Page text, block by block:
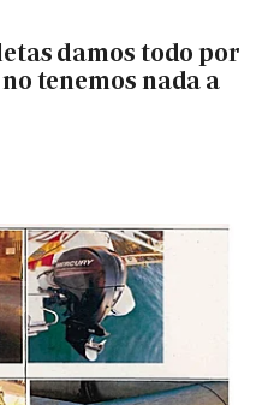
damos todo por
tenemos nada a